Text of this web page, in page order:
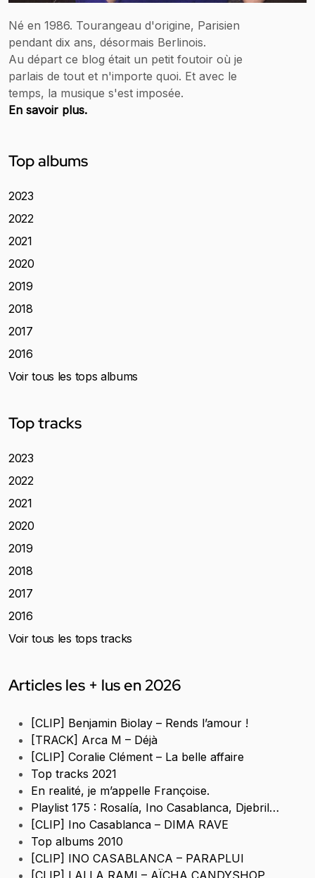
Né en 1986. Tourangeau d'origine, Parisien
pendant dix ans, désormais Berlinois.
Au départ ce blog était un petit foutoir où je
parlais de tout et n'importe quoi. Et avec le
temps, la musique s'est imposée.
En savoir plus.
Top albums
2023
2022
2021
2020
2019
2018
2017
2016
Voir tous les tops albums
Top tracks
2023
2022
2021
2020
2019
2018
2017
2016
Voir tous les tops tracks
Articles les + lus en 2026
[CLIP] Benjamin Biolay – Rends l’amour !
[TRACK] Arca M – Déjà
[CLIP] Coralie Clément – La belle affaire
Top tracks 2021
En realité, je m’appelle Françoise.
Playlist 175 : Rosalía, Ino Casablanca, Djebril…
[CLIP] Ino Casablanca – DIMA RAVE
Top albums 2010
[CLIP] INO CASABLANCA – PARAPLUI